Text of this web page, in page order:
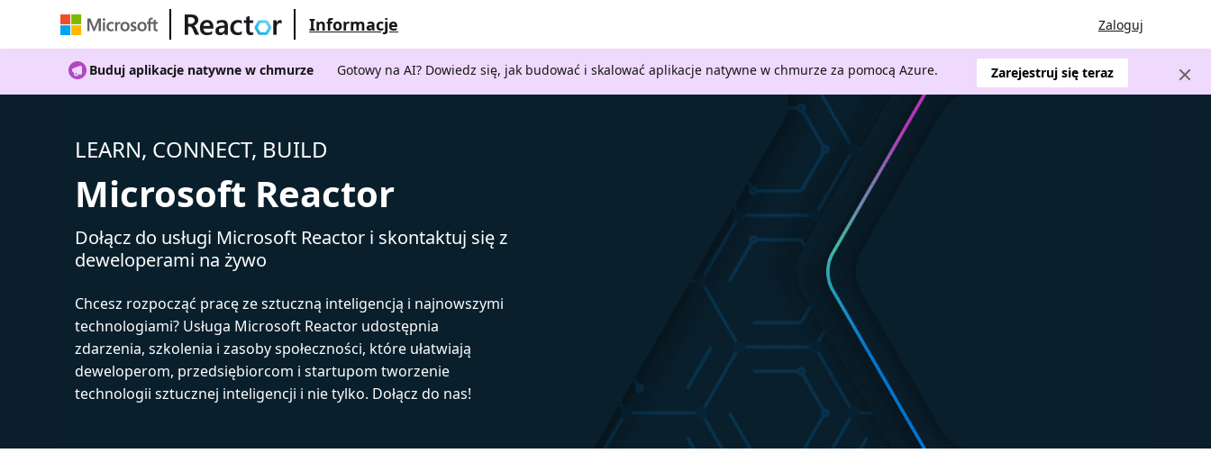
Informacje Zaloguj
Buduj aplikacje natywne w chmurze Gotowy na AI? Dowiedz się, jak budować i skalować aplikacje natywne w chmurze za pomocą Azure. Zarejestruj się teraz
LEARN, CONNECT, BUILD
Microsoft Reactor
Dołącz do usługi Microsoft Reactor i skontaktuj się z
deweloperami na żywo
Chcesz rozpocząć pracę ze sztuczną inteligencją i najnowszymi
technologiami? Usługa Microsoft Reactor udostępnia
zdarzenia, szkolenia i zasoby społeczności, które ułatwiają
deweloperom, przedsiębiorcom i startupom tworzenie
technologii sztucznej inteligencji i nie tylko. Dołącz do nas!